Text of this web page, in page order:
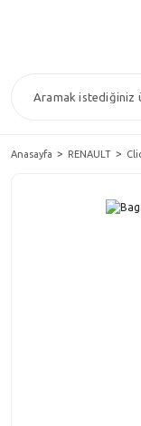
Anasayfa RENAULT